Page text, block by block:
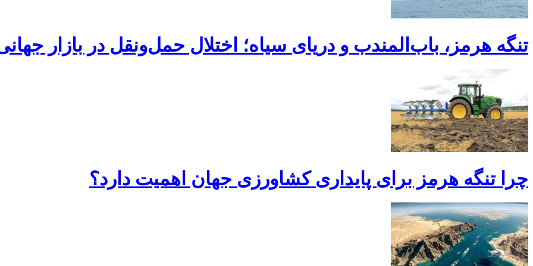
تنگه هرمز، باب‌المندب و دریای سیاه؛ اختلال حمل‌ونقل در بازار
چرا تنگه هرمز برای پایداری کشاورزی جهان اهمیت دارد؟